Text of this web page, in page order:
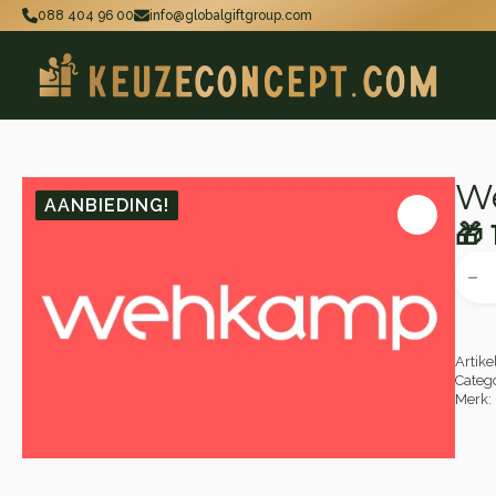
088 404 96 00 info@globalgiftgroup.com
AANBIEDING!
🎁
🎁
🎁 1.
Merk: